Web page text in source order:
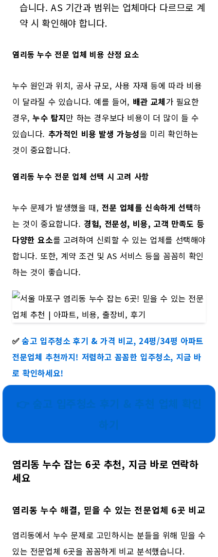
습니다. AS 기간과 범위는 업체마다 다르므로 계
약 시 확인해야 합니다.
염리동 누수 전문 업체 비용 산정 요소
누수 원인과 위치, 공사 규모, 사용 자재 등에 따라 비용
이 달라질 수 있습니다. 예를 들어, 배관 교체가 필요한
경우,누수 탐지만 하는 경우보다 비용이 더 많이 들 수
있습니다. 추가적인 비용 발생 가능성을 미리 확인하는
것이 중요합니다.
염리동 누수 전문 업체 선택 시 고려 사항
누수 문제가 발생했을 때,전문 업체를 신속하게 선택하
는 것이 중요합니다. 경험, 전문성, 비용, 고객 만족도 등
다양한 요소를 고려하여 신뢰할 수 있는 업체를 선택해야
합니다. 또한, 계약 조건 및 AS 서비스 등을 꼼꼼히 확인
하는 것이 좋습니다.
✅숨고 입주청소 후기 & 가격 비교, 24평/34평 아파트
전문업체 추천까지! 저렴하고 꼼꼼한 입주청소, 지금 바
로 확인하세요!
염리동 누수 잡는 6곳 추천, 지금 바로 연락하
세요
염리동 누수 해결, 믿을 수 있는 전문업체 6곳 비교
염리동에서 누수 문제로 고민하시는 분들을 위해 믿을 수
있는 전문업체 6곳을 꼼꼼하게 비교 분석했습니다.